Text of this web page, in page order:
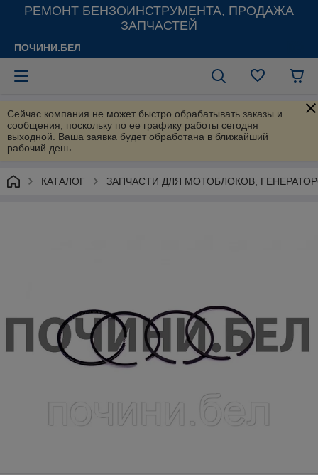
РЕМОНТ БЕНЗОИНСТРУМЕНТА, ПРОДАЖА
ЗАПЧАСТЕЙ
ПОЧИНИ.БЕЛ
Сейчас компания не может быстро обрабатывать заказы и
сообщения, поскольку по ее графику работы сегодня
выходной. Ваша заявка будет обработана в ближайший
рабочий день.
КАТАЛОГ ЗАПЧАСТИ ДЛЯ МОТОБЛОКОВ,